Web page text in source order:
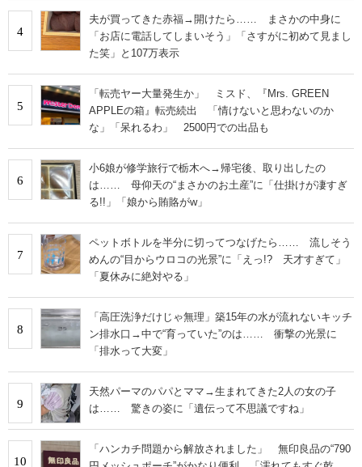
4
夫が買ってきた赤福→開けたら…… まさかの中身に
「お店に電話してしまいそう」「さすがに初めて見まし
た笑」と107万表示
5
「転売ヤー大量発生か」 ミスド、『Mrs. GREEN
APPLEの箱』転売続出 「情けないと思わないのか
な」「呆れるわ」 2500円での出品も
6
小6娘が修学旅行で栃木へ→帰宅後、取り出したの
は…… 母仰天の“まさかのお土産”に「仕掛けが凄すぎ
る!!」「娘から賄賂がw」
7
ペットボトルを半分に切ってつなげたら…… 流しそう
めんの“目からウロコの光景”に「えっ!? 天才すぎて」
「夏休みに絶対やる」
8
「高圧洗浄だけじゃ無理」築15年の水が流れないキッチ
ン排水口→中で“育っていた”のは…… 衝撃の光景に
「排水って大変」
9
天然パーマのパパとママ→生まれてきた2人の女の子
は…… 驚きの姿に「遺伝って不思議ですね」
10
「ハンカチ問題から解放されました」 無印良品の“790